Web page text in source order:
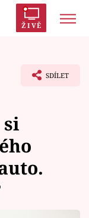
ŽIVĚ
SDÍLET
si